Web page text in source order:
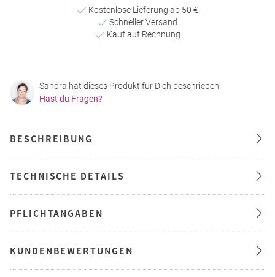
Kostenlose Lieferung ab 50 €
Schneller Versand
Kauf auf Rechnung
Sandra hat dieses Produkt für Dich beschrieben.
Hast du Fragen?
BESCHREIBUNG
TECHNISCHE DETAILS
PFLICHTANGABEN
KUNDENBEWERTUNGEN